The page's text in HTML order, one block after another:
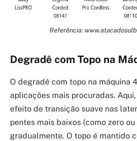
Referência:
Degradê com Topo na
O degradê com topo na máquina
aplicações mais procuradas.
efeito de transição suave nas
pentes mais baixos (como zero
gradualmente. O topo é mantido